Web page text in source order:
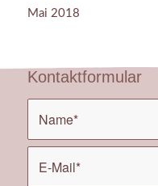
Mai 2018
Kontaktformular